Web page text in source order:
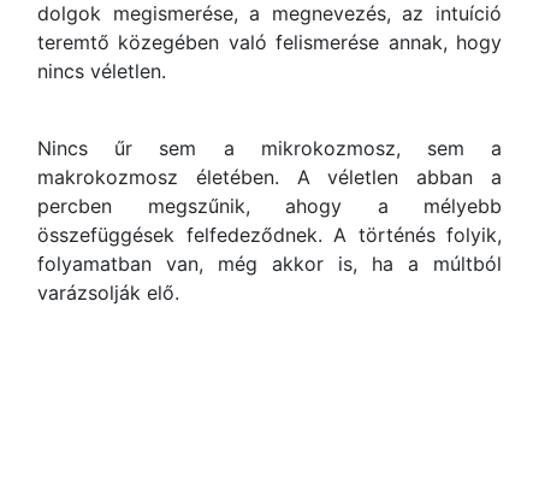
dolgok megismerése, a megnevezés, az intuíció
teremtő közegében való felismerése annak, hogy
nincs véletlen.
Nincs űr sem a mikrokozmosz, sem a
makrokozmosz életében. A véletlen abban a
percben megszűnik, ahogy a mélyebb
összefüggések felfedeződnek. A történés folyik,
folyamatban van, még akkor is, ha a múltból
varázsolják elő.